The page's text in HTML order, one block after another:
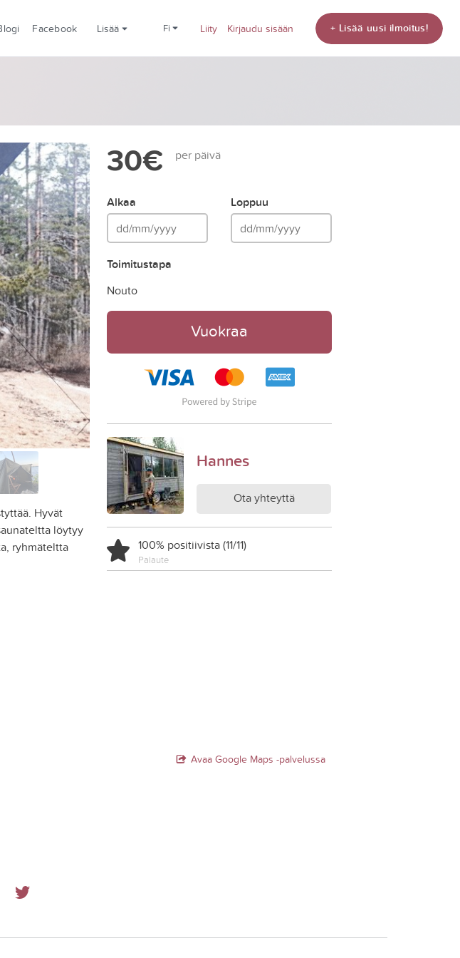
Facebook Lisää fi Liity Kirjaudu sisään + Lisää uusi ilmoitus!
Hyvät
löytyy
ryhmäteltta
30€ per päivä
Alkaa Loppuu
Toimitustapa
Nouto
Vuokraa
Hannes
Ota yhteyttä
100% positiivista (11/11)
Palaute
Avaa Google Maps -palvelussa